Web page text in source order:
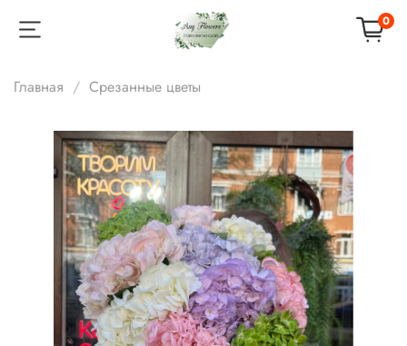
0
Главная Срезанные цветы